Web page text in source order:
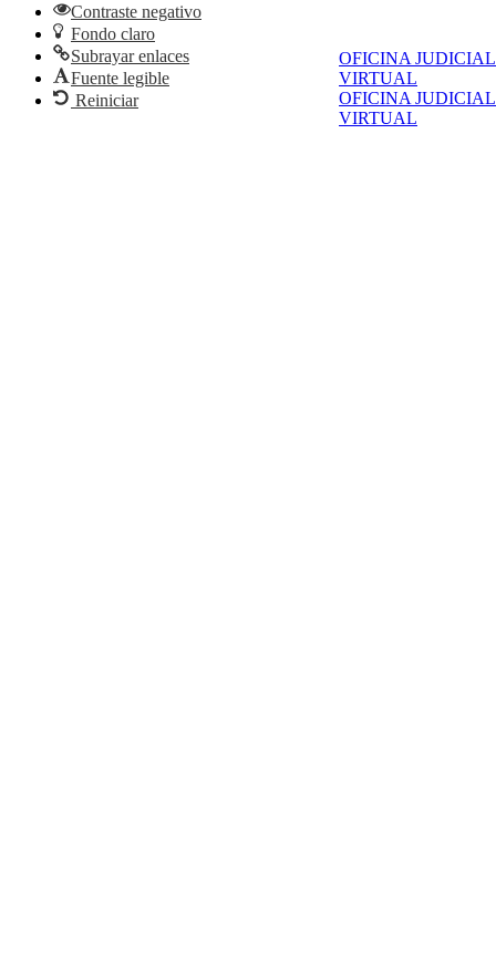
OFICINA JUDICIAL
VIRTUAL
OFICINA JUDICIAL
VIRTUAL
Contraste negativo
Fondo claro
Subrayar enlaces
Fuente legible
Reiniciar